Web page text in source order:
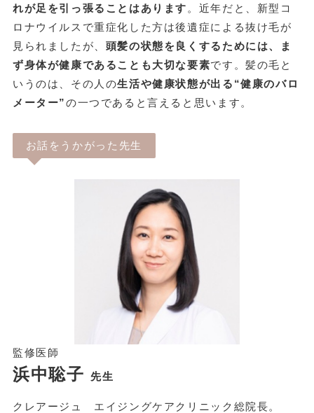
れが足を引っ張ることはあります 。近年だと、新型コ
ロナウイルスで重症化した方は後遺症による抜け毛が
見られましたが、 頭髪の状態を良くするためには、ま
ず身体が健康であることも大切な要素です。髪の毛と
いうのは、その人の生活や健康状態が出る“健康のバロ
メーター”の一つであると言えると思います。
お話をうかがった先生
監修医師
浜中聡子 先生
クレアージュ エイジングケアクリニック総院長。